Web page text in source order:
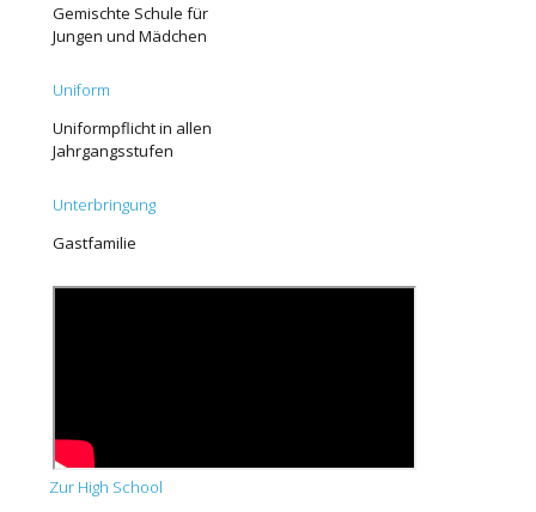
Gemischte Schule für
Jungen und Mädchen
Uniform
Uniformpflicht in allen
Jahrgangsstufen
Unterbringung
Gastfamilie
Zur High School